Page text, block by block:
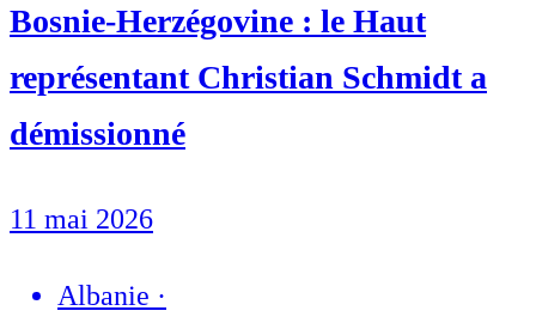
Bosnie-Herzégovine : le Haut
représentant Christian Schmidt a
démissionné
11 mai 2026
Albanie ·